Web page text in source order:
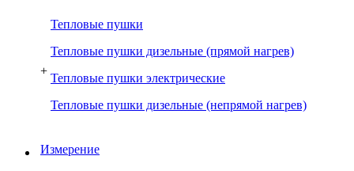
+
Тепловые пушки
Тепловые пушки дизельные (прямой нагрев)
Тепловые пушки электрические
Тепловые пушки дизельные (непрямой нагрев)
Измерение